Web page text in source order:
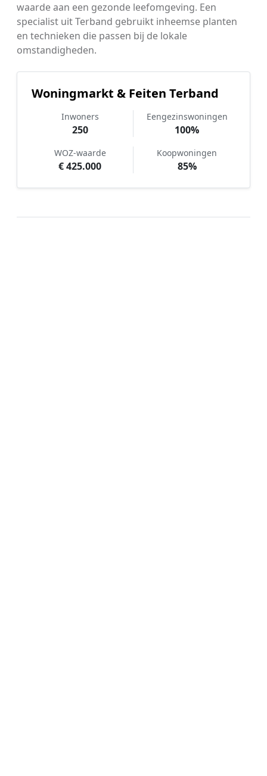
waarde aan een gezonde leefomgeving. Een
specialist uit Terband gebruikt inheemse planten
en technieken die passen bij de lokale
omstandigheden.
Woningmarkt & Feiten Terband
Inwoners
250
Eengezinswoningen
100%
WOZ-waarde
€ 425.000
Koopwoningen
85%